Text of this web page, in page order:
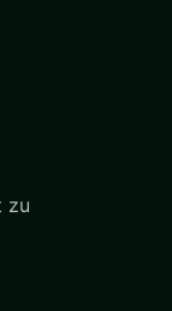
zu